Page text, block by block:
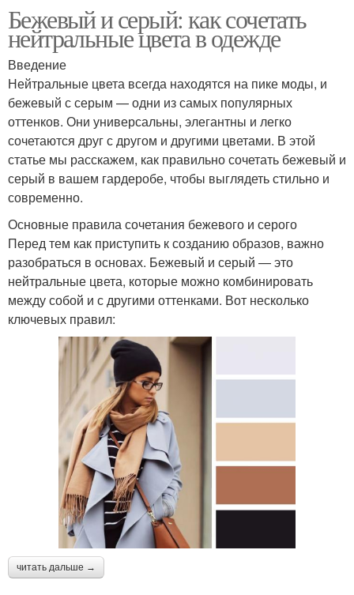
Бежевый и серый: как сочетать
нейтральные цвета в одежде
Введение
Нейтральные цвета всегда находятся на пике моды, и
бежевый с серым — одни из самых популярных
оттенков. Они универсальны, элегантны и легко
сочетаются друг с другом и другими цветами. В этой
статье мы расскажем, как правильно сочетать бежевый и
серый в вашем гардеробе, чтобы выглядеть стильно и
современно.
Основные правила сочетания бежевого и серого
Перед тем как приступить к созданию образов, важно
разобраться в основах. Бежевый и серый — это
нейтральные цвета, которые можно комбинировать
между собой и с другими оттенками. Вот несколько
ключевых правил:
читать дальше →